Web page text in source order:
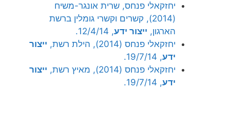
יחזקאלי פנחס, שרית אונגר-משיח
(2014), קשרים וקשרי גומלין ברשת
הארגון, ייצור ידע, 12/4/14.
יחזקאלי פנחס (2014), הילת רשת,
ייצור
ידע, 19/7/14.
יחזקאלי פנחס (2014), מאיץ רשת,
ייצור
ידע, 19/7/14.